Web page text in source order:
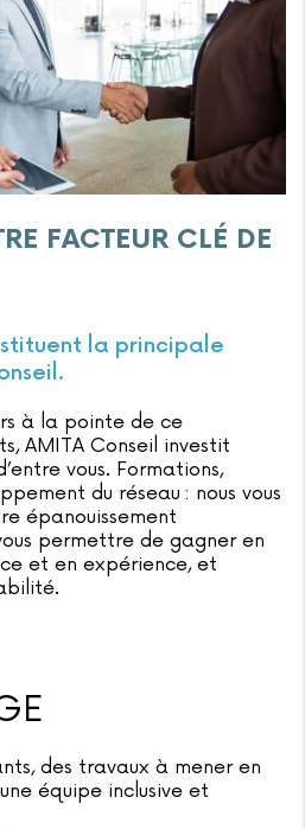
FACTEUR CLÉ DE
la principale
à la pointe de ce
AMITA Conseil investit
vous. Formations,
du réseau : nous vous
épanouissement
permettre de gagner en
et en expérience, et
des travaux à mener en
équipe inclusive et